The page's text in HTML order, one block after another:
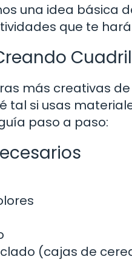
una idea básica
que te
más creativas
tal si usas
paso a paso:
(cajas de